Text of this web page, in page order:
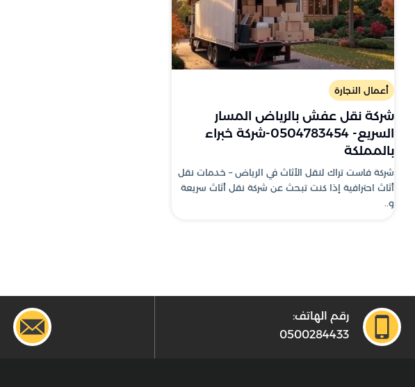
أعمال النجارة
شركة نقل عفش بالرياض المسار
السريع- 0504783454-شركة خبراء
بالمملكة
شركة فاست تراك لنقل الأثاث في الرياض – خدمات نقل
أثاث احترافية إذا كنت تبحث عن شركة نقل أثاث سريعة
و..
رقم الهاتف:
0500284433